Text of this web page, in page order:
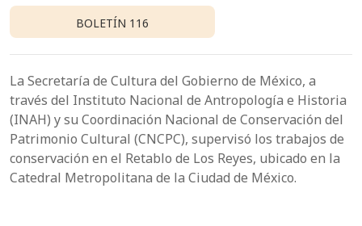
BOLETÍN 116
La Secretaría de Cultura del Gobierno de México, a
través del Instituto Nacional de Antropología e Historia
(INAH) y su Coordinación Nacional de Conservación del
Patrimonio Cultural (CNCPC), supervisó los trabajos de
conservación en el Retablo de Los Reyes, ubicado en la
Catedral Metropolitana de la Ciudad de México.